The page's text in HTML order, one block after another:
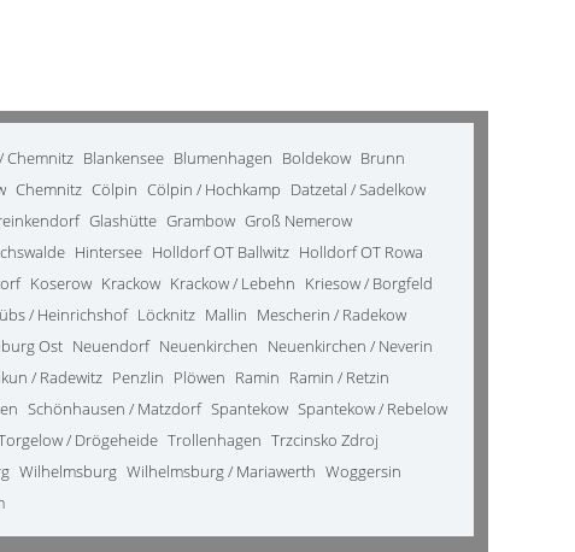
Chemnitz Blankensee Blumenhagen Boldekow Brunn
Chemnitz Cölpin Cölpin / Hochkamp Datzetal / Sadelkow
Glashütte Grambow Groß Nemerow
Hintersee Holldorf OT Ballwitz Holldorf OT Rowa
Koserow Krackow Krackow / Lebehn Kriesow / Borgfeld
/ Heinrichshof Löcknitz Mallin Mescherin / Radekow
Ost Neuendorf Neuenkirchen Neuenkirchen / Neverin
/ Radewitz Penzlin Plöwen Ramin Ramin / Retzin
Schönhausen / Matzdorf Spantekow Spantekow / Rebelow
/ Drögeheide Trollenhagen Trzcinsko Zdroj
Wilhelmsburg Wilhelmsburg / Mariawerth Woggersin